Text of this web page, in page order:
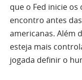
que o Fed inicie
encontro antes
americanas. Além
esteja mais
jogada definir o